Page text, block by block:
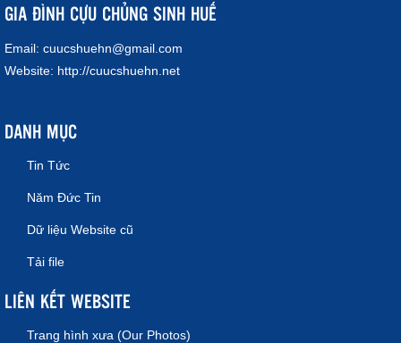
GIA ĐÌNH CỰU CHỦNG SINH HUẾ
Email: cuucshuehn@gmail.com
Website: http://cuucshuehn.net
DANH MỤC
Tin Tức
Năm Đức Tin
Dữ liệu Website cũ
Tải file
LIÊN KẾT WEBSITE
Trang hình xưa (Our Photos)